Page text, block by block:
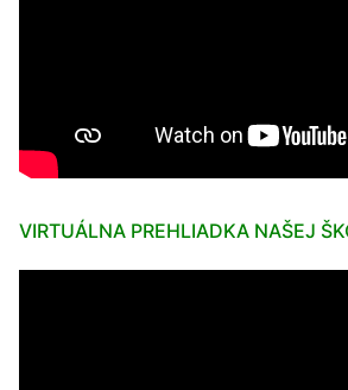
VIRTUÁLNA PREHLIADKA NAŠEJ